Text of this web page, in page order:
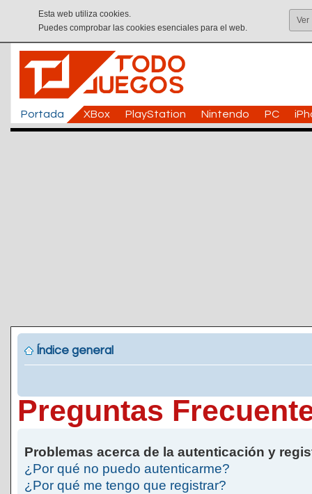
Esta web utiliza cookies.
Puedes comprobar las cookies esenciales para el web.
Ver
Portada XBox PlayStation Nintendo PC
Índice general
Preguntas
Problemas acerca de la autenticación y
¿Por qué no puedo autenticarme?
¿Por qué me tengo que registrar?